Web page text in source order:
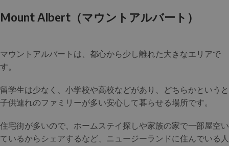
Mount Albert（マウントアルバート）
マウントアルバートは、都心から少し離れた大きなエリアで
す。
留学生は少なく、小学校や高校などがあり、どちらかというと
子供連れのファミリーが多い安心して暮らせる場所です。
住宅街が多いので、ホームステイ探しや家族の家で一部屋空い
ているからシェアするなど、ニュージーランドに住んでいる人